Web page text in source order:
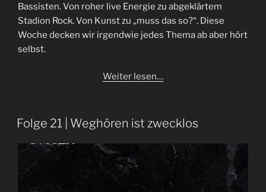
Bassisten. Von roher live Energie zu abgeklärtem
Stadion Rock. Von Kunst zu „muss das so?“. Diese
Woche decken wir irgendwie jedes Thema ab aber hört
selbst.
Weiter lesen…
Folge 21 | Weghören ist zwecklos